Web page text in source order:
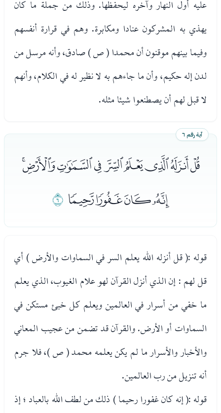
عليه أول النهار وآخره ليحفظها. وذلك من جملة ما كان
يهذي به المشركون عنادا ومكابرة. وهم في قرارة أنفسهم
وفيما بينهم موقنون أن محمدا ( ص ) صادق، وأنه مرسل من
لدن إله حكيم، وأن ما جاءهم به لا نظير له في الكلام، وأنهم
لا قبل لهم أن يصطنعوا شيئا مثله.
آية رقم ٦
ﮄﮅﮆﮇﮈﮉﮊﮋﮌ
ﮍﮎﮏﮐ ﮑ
قوله :( قل أنزله الله يعلم السر في السماوات والأرض ) أي
قل لهم : إن الذي أنزل القرآن لهو علام الغيوب، الذي يعلم
ما خفي من أسرار في العالمين ويعلم كل خبئ مستكن في
السماوات أو الأرض. والقرآن قد تضمن من عجيب المعاني
والأخبار والأسرار ما لم يكن يعلمه محمد ( ص )، فلا جرم
أنه تنزيل من رب العالمين.
قوله :( إنه كان غفورا رحيما ) ذلك من لطف الله بالعباد ؛ إذ